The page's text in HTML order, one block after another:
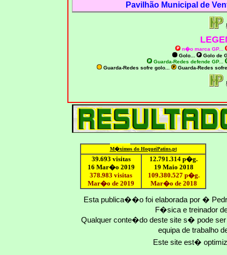
Pavilhão Municipal de
n�o marca GP...
Golo...
Golo de
Guarda-Redes defende GP...
Guarda-Redes sofre golo...
Guarda-Redes
M�ximos do HoqueiPatins.pt
39.693 visitas
16 Mar�o 2019
378.983 visitas
Mar�o de 2019
12.791.314 p�g.
19 Maio 2018
109.380.527p�g.
Mar�o de 2018
Esta publica��o foi elaborada por �
F�sica e treinador
Qualquer conte�do deste site s� pode
equipa de trabalho
Este site est�